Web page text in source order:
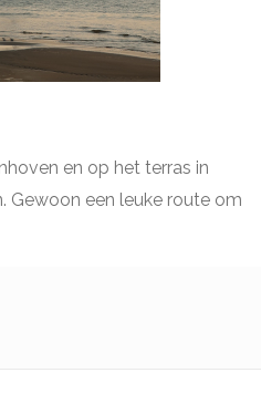
en op het terras in
Gewoon een leuke route om